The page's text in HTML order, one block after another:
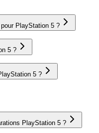
PlayStation 5 ?
5 ?
5 ?
PlayStation 5 ?